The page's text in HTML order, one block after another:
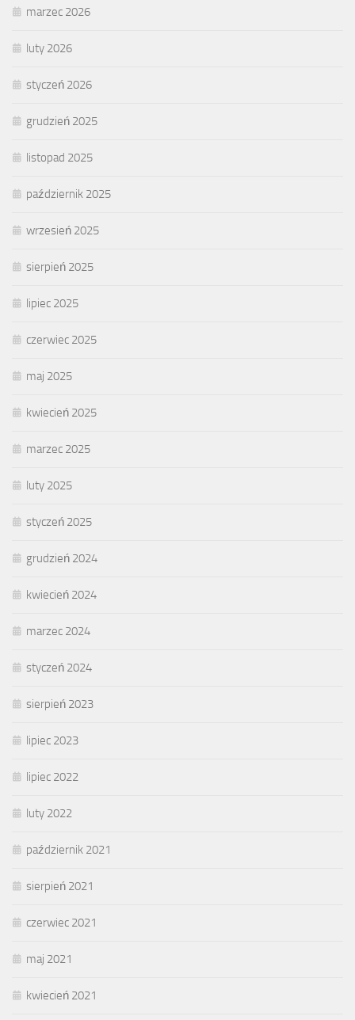
marzec 2026
luty 2026
styczeń 2026
grudzień 2025
listopad 2025
październik 2025
wrzesień 2025
sierpień 2025
lipiec 2025
czerwiec 2025
maj 2025
kwiecień 2025
marzec 2025
luty 2025
styczeń 2025
grudzień 2024
kwiecień 2024
marzec 2024
styczeń 2024
sierpień 2023
lipiec 2023
lipiec 2022
luty 2022
październik 2021
sierpień 2021
czerwiec 2021
maj 2021
kwiecień 2021